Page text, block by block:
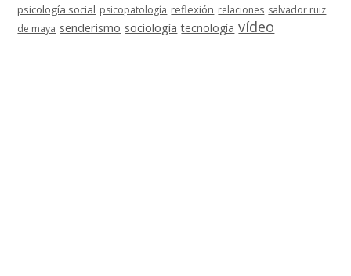
psicología social psicopatología reflexión relaciones salvador ruiz
de maya senderismo sociología tecnología vídeo